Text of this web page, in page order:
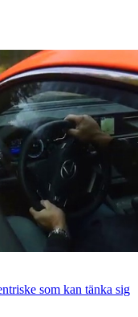
som kan tänka sig